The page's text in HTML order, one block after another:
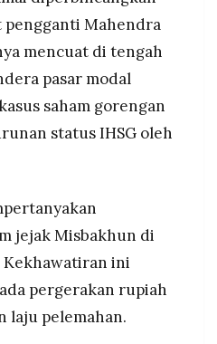
pengganti Mahendra
mencuat di tengah
pasar modal
saham gorengan
status IHSG oleh
jejak Misbakhun di
Kekhawatiran ini
pergerakan rupiah
laju pelemahan.